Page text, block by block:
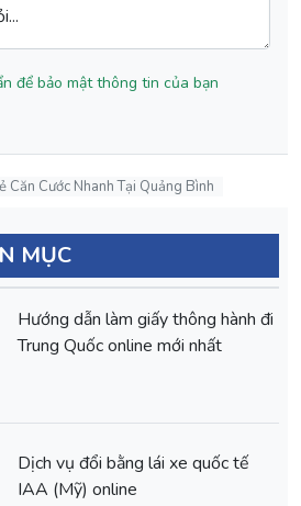
để bảo mật thông tin của bạn
Căn Cước Nhanh Tại Quảng Bình
MỤC
Hướng dẫn làm giấy thông hành đi
Trung Quốc online mới nhất
Dịch vụ đổi bằng lái xe quốc tế
IAA (Mỹ) online